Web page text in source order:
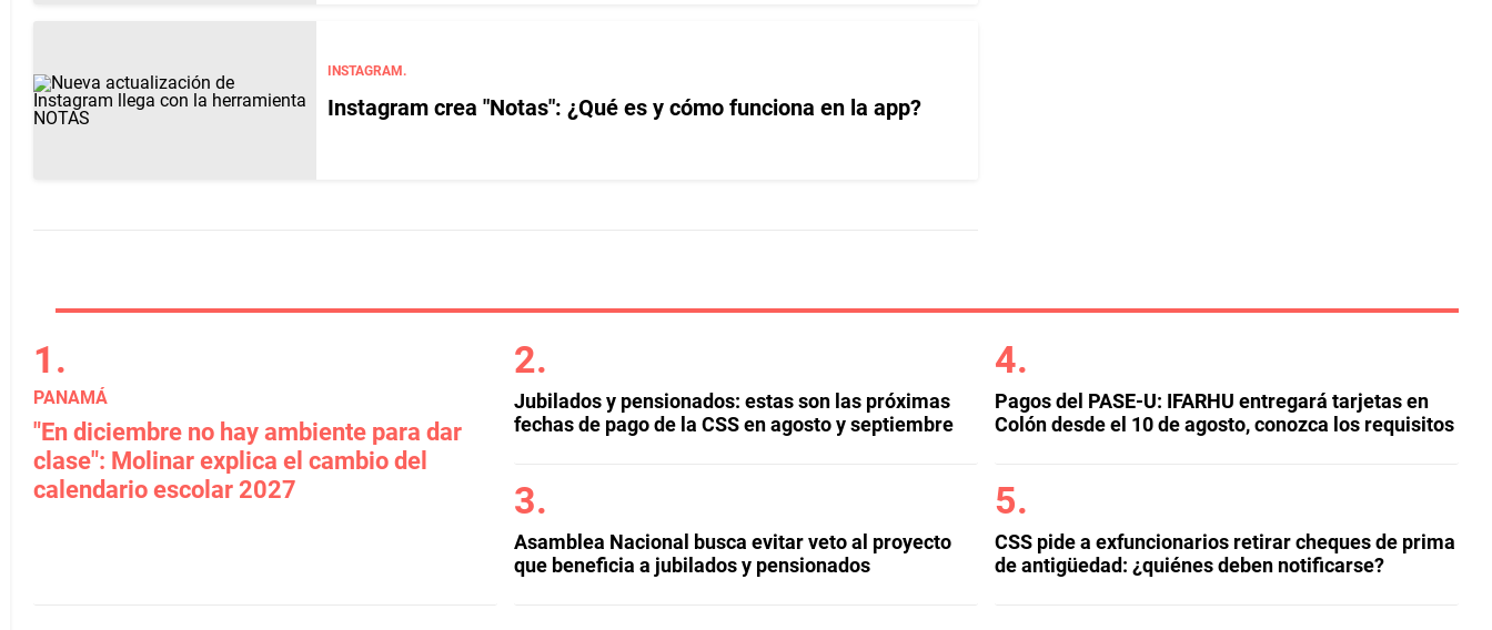
INSTAGRAM.
Instagram crea "Notas": ¿Qué es y cómo funciona en la app?
PANAMÁ
"En diciembre no hay ambiente para dar
clase": Molinar explica el cambio del
calendario escolar 2027
Jubilados y pensionados: estas son las próximas
fechas de pago de la CSS en agosto y septiembre
Asamblea Nacional busca evitar veto al proyecto
que beneficia a jubilados y pensionados
Pagos del PASE-U: IFARHU entregará tarjetas en
Colón desde el 10 de agosto, conozca los requisitos
CSS pide a exfuncionarios retirar cheques de prima
de antigüedad: ¿quiénes deben notificarse?